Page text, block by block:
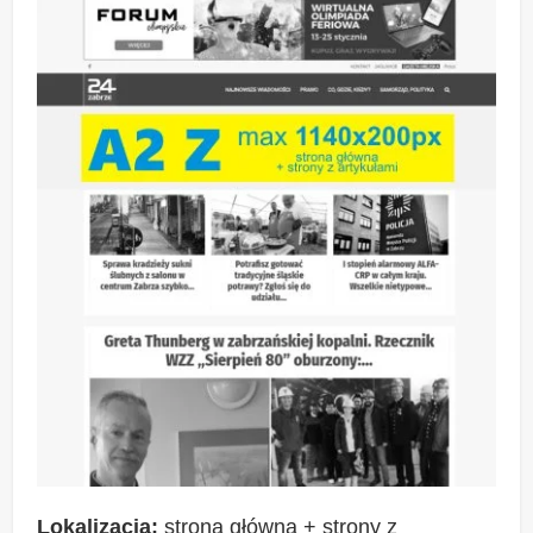
Lokalizacja:strona główna + strony z